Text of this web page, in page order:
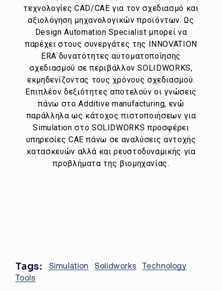
τεχνολογίες CAD/CAE για τον σχεδιασμό και
αξιολόγηση μηχανολογικών προϊόντων. Ως
Design Automation Specialist μπορεί να
παρέχει στους συνεργάτες της INNOVATION
ERA δυνατότητες αυτοματοποίησης
σχεδιασμού σε περιβάλλον SOLIDWORKS,
εκμηδενίζοντας τους χρόνους σχεδιασμού.
Επιπλέον δεξιότητες αποτελούν οι γνώσεις
πάνω στο Additive manufacturing, ενώ
παράλληλα ως κάτοχος πιστοποιήσεων για
Simulation στο SOLIDWORKS προσφέρει
υπηρεσίες CAE πάνω σε αναλύσεις αντοχής
κατασκευών αλλά και ρευστοδυναμικής για
προβλήματα της βιομηχανίας.
Tags: Simulation Solidworks
Technology
Tools